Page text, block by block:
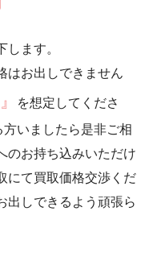
ます。
はお出しできません
を想定してくださ
いましたら是非ご相
のお持ち込みいただけ
にて買取価格交渉くだ
出しできるよう頑張ら